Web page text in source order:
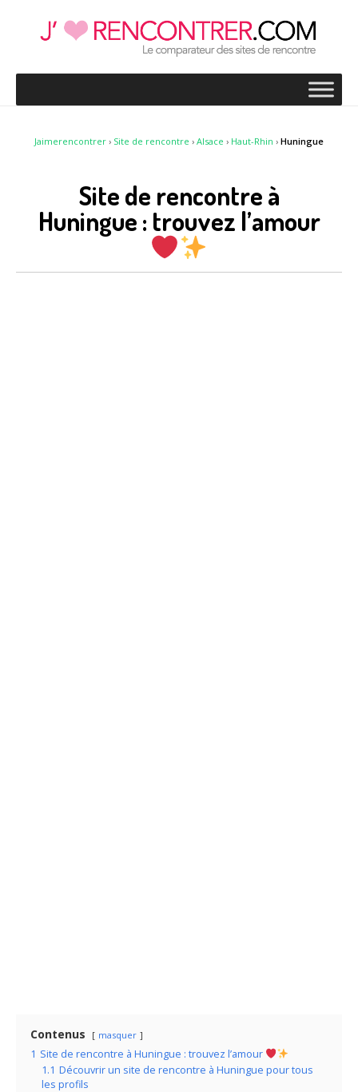
Jaimerencontrer › Site de rencontre › Alsace › Haut-Rhin › Huningue
Site de rencontre à
Huningue : trouvez l’amour
Contenus masquer
1 Site de rencontre à Huningue : trouvez l’amour
1.1 Découvrir un site de rencontre à Huningue pour tous
les profils